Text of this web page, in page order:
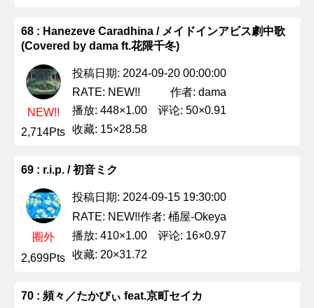
68 : Hanezeve Caradhina / メイドインアビス劇中歌
(Covered by dama ft.花隈千冬)
NEW!!
2,714Pts
投稿日期: 2024-09-20 00:00:00
RATE: NEW!!
作者: dama
播放: 448×1.00
评论: 50×0.91
收藏: 15×28.58
69 : r.i.p. / 初音ミク
圈外
2,699Pts
投稿日期: 2024-09-15 19:30:00
RATE: NEW!!作者: 桶屋-Okeya
播放: 410×1.00
评论: 16×0.97
收藏: 20×31.72
70 : 頻々／たかぴぃ feat.京町セイカ